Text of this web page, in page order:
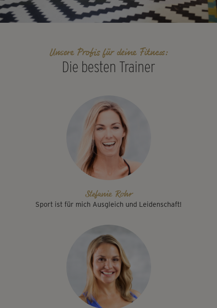
Unsere Profis für deine Fitness:
Die besten Trainer
Stefanie Rohr
Sport ist für mich Ausgleich und Leidenschaft!